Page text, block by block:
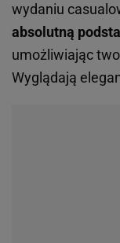
wydaniu
absolutną
umożliwiając
Wyglądają